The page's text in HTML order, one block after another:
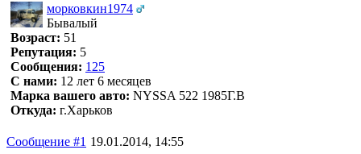
морковкин1974
Бывалый
Возраст: 51
Репутация: 5
Сообщения: 125
С нами: 12 лет 6 месяцев
Марка вашего авто: NYSSA 522 1985Г.В
Откуда: г.Харьков
Сообщение #1 19.01.2014, 14:55